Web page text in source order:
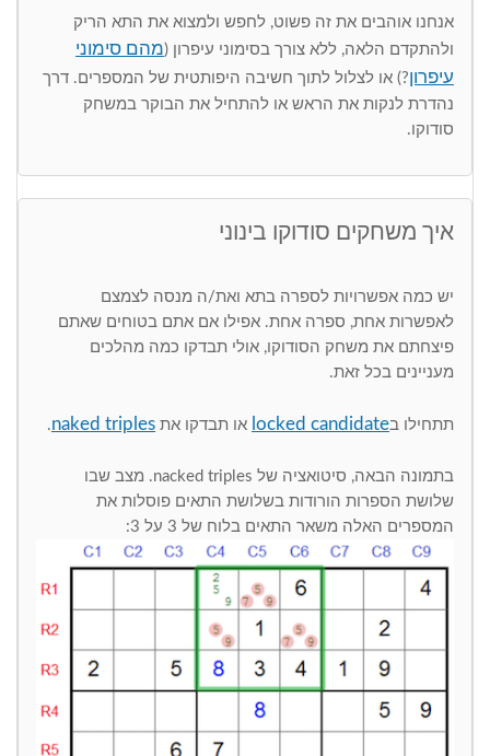
אנחנו אוהבים את זה פשוט, לחפש ולמצוא את התא הריק
ולהתקדם הלאה, ללא צורך בסימוני עיפרון ( מהם סימוני
עיפרון ?) או לצלול לתוך חשיבה היפותטית של המספרים. דרך
נהדרת לנקות את הראש או להתחיל את הבוקר במשחק
סודוקו.
איך משחקים סודוקו בינוני
יש כמה אפשרויות לספרה בתא ואת/ה מנסה לצמצם
לאפשרות אחת, ספרה אחת. אפילו אם אתם בטוחים שאתם
פיצחתם את משחק הסודוקו, אולי תבדקו כמה מהלכים
מעניינים בכל זאת.
תתחילו בlocked candidate או תבדקו את naked triples
.
בתמונה הבאה, סיטואציה של nacked triples. מצב שבו
שלושת הספרות הורודות בשלושת התאים פוסלות את
המספרים האלה משאר התאים בלוח של 3 על 3: